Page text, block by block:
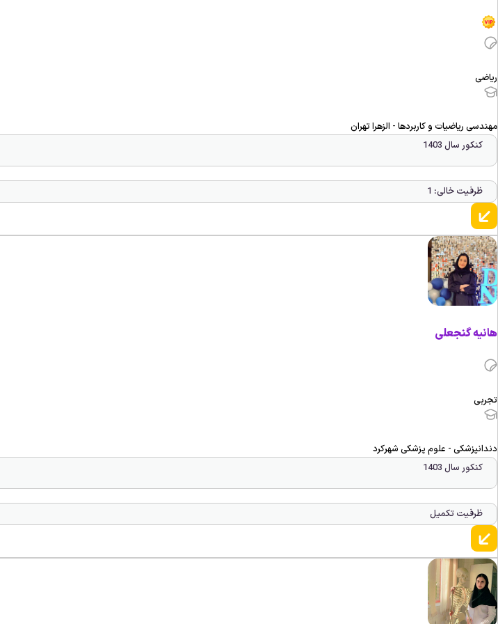
ریاضی
مهندسی ریاضیات و کاربردها - الزهرا تهران
کنکور سال 1403
ظرفیت خالی: 1
هانیه گنجعلی
تجربی
دندانپزشکی - علوم پزشکی شهرکرد
کنکور سال 1403
ظرفیت تکمیل